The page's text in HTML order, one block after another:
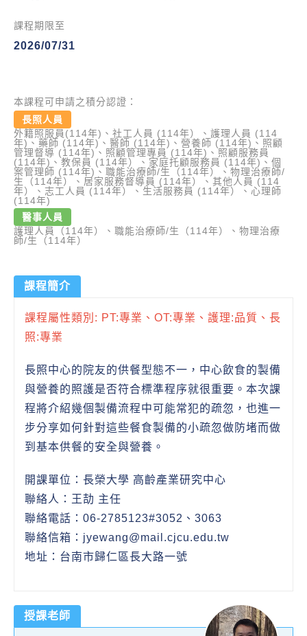
課程期限至
2026/07/31
本課程可申請之積分認證：
長照人員
外籍照服員(114年)、社工人員 (114年）、護理人員 (114
年)、藥師 (114年)、醫師 (114年)、營養師 (114年)、照顧
管理督導 (114年)、照顧管理專員 (114年)、照顧服務員
(114年)、教保員 (114年）、家庭托顧服務員 (114年)、個
案管理師 (114年)、職能治療師/生（114年）、物理治療師/
生（114年）、居家服務督導員 (114年）、其他人員 (114
年）、志工人員 (114年）、生活服務員 (114年）、心理師
(114年)
醫事人員
護理人員（114年）、職能治療師/生（114年）、物理治療
師/生（114年）
課程簡介
課程屬性類別: PT:專業、OT:專業、護理:品質、長
照:專業
長照中心的院友的供餐型態不一，中心飲食的製備
與營養的照護是否符合標準程序就很重要。本次課
程將介紹幾個製備流程中可能常犯的疏忽，也進一
步分享如何針對這些餐食製備的小疏忽做防堵而做
到基本供餐的安全與營養。
開課單位：長榮大學 高齡產業研究中心
聯絡人：王劼 主任
聯絡電話：06-2785123#3052、3063
聯絡信箱：jyewang@mail.cjcu.edu.tw
地址：台南市歸仁區長大路一號
授課老師